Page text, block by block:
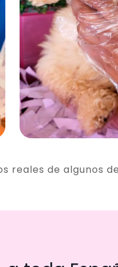
reales de algunos